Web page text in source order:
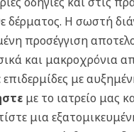
δέρματος. Η σωστή
προσέγγιση
και μακροχρόνια
επιδερμίδες με
με το ιατρείο μας
μια